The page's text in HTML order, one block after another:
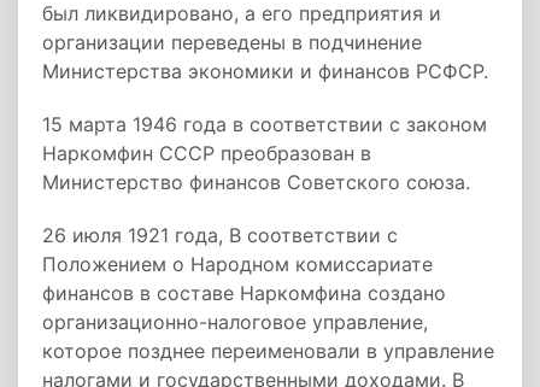
был ликвидировано, а его предприятия и
организации переведены в подчинение
Министерства экономики и финансов РСФСР.
15 марта 1946 года в соответствии с законом
Наркомфин СССР преобразован в
Министерство финансов Советского союза.
26 июля 1921 года, В соответствии с
Положением о Народном комиссариате
финансов в составе Наркомфина создано
организационно-налоговое управление,
которое позднее переименовали в управление
налогами и государственными доходами. В